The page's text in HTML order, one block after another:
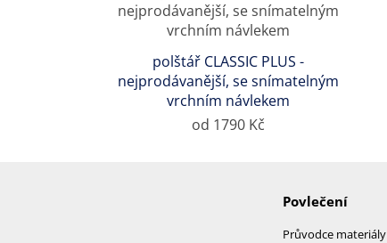
polštář CLASSIC PLUS -
nejprodávanější, se snímatelným
vrchním návlekem
od 1790 Kč
Povlečení
Průvodce materiály